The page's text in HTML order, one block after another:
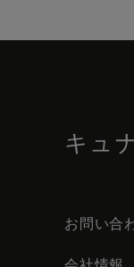
キュ
お問い合